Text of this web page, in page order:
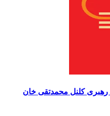
رهبری کلنل محمدتقی خان